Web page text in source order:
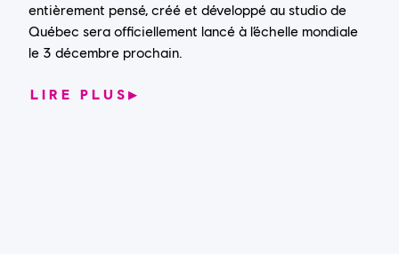
entièrement pensé, créé et développé au studio de
Québec sera officiellement lancé à l’échelle mondiale
le 3 décembre prochain.
LIRE PLUS ▶